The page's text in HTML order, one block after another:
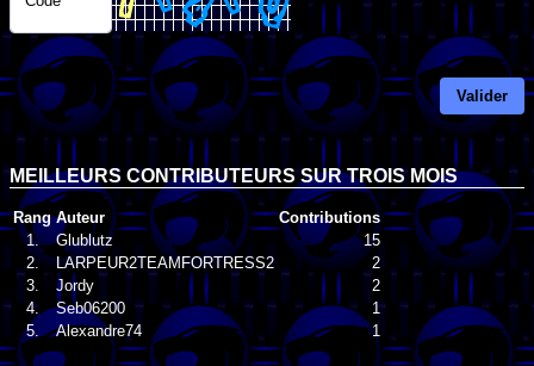
Valider
MEILLEURS CONTRIBUTEURS SUR TROIS MOIS
Rang Auteur
Contributions
1.
Glublutz
15
2.
LARPEUR2TEAMFORTRESS2
2
3.
Jordy
2
4.
Seb06200
1
5.
Alexandre74 1